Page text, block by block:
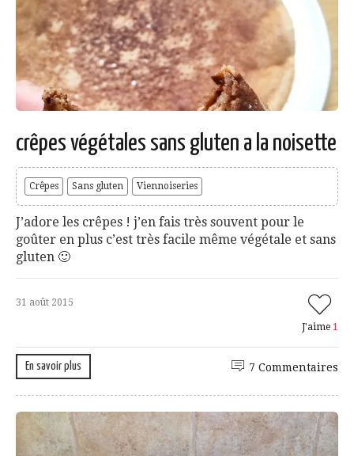
crêpes végétales sans gluten a la noisette
Crêpes Sans gluten Viennoiseries
J’adore les crêpes ! j’en fais très souvent pour le
goûter en plus c’est très facile même végétale et sans
gluten 🙂
31 août 2015
J'aime 1
En savoir plus 7 Commentaires